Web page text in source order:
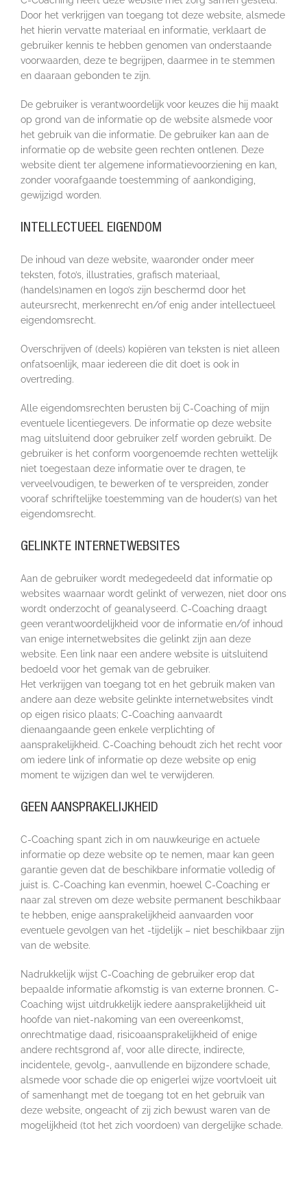
Door het verkrijgen van toegang tot deze website, alsmede
het hierin vervatte materiaal en informatie, verklaart de
gebruiker kennis te hebben genomen van onderstaande
voorwaarden, deze te begrijpen, daarmee in te stemmen
en daaraan gebonden te zijn.
De gebruiker is verantwoordelijk voor keuzes die hij maakt
op grond van de informatie op de website alsmede voor
het gebruik van die informatie. De gebruiker kan aan de
informatie op de website geen rechten ontlenen. Deze
website dient ter algemene informatievoorziening en kan,
zonder voorafgaande toestemming of aankondiging,
gewijzigd worden.
INTELLECTUEEL EIGENDOM
De inhoud van deze website, waaronder onder meer
teksten, foto’s, illustraties, grafisch materiaal,
(handels)namen en logo’s zijn beschermd door het
auteursrecht, merkenrecht en/of enig ander intellectueel
eigendomsrecht.
Overschrijven of (deels) kopiëren van teksten is niet alleen
onfatsoenlijk, maar iedereen die dit doet is ook in
overtreding.
Alle eigendomsrechten berusten bij C-Coaching of mijn
eventuele licentiegevers. De informatie op deze website
mag uitsluitend door gebruiker zelf worden gebruikt. De
gebruiker is het conform voorgenoemde rechten wettelijk
niet toegestaan deze informatie over te dragen, te
verveelvoudigen, te bewerken of te verspreiden, zonder
vooraf schriftelijke toestemming van de houder(s) van het
eigendomsrecht.
GELINKTE INTERNETWEBSITES
Aan de gebruiker wordt medegedeeld dat informatie op
websites waarnaar wordt gelinkt of verwezen, niet door ons
wordt onderzocht of geanalyseerd. C-Coaching draagt
geen verantwoordelijkheid voor de informatie en/of inhoud
van enige internetwebsites die gelinkt zijn aan deze
website. Een link naar een andere website is uitsluitend
bedoeld voor het gemak van de gebruiker.
Het verkrijgen van toegang tot en het gebruik maken van
andere aan deze website gelinkte internetwebsites vindt
op eigen risico plaats; C-Coaching aanvaardt
dienaangaande geen enkele verplichting of
aansprakelijkheid. C-Coaching behoudt zich het recht voor
om iedere link of informatie op deze website op enig
moment te wijzigen dan wel te verwijderen.
GEEN AANSPRAKELIJKHEID
C-Coaching spant zich in om nauwkeurige en actuele
informatie op deze website op te nemen, maar kan geen
garantie geven dat de beschikbare informatie volledig of
juist is. C-Coaching kan evenmin, hoewel C-Coaching er
naar zal streven om deze website permanent beschikbaar
te hebben, enige aansprakelijkheid aanvaarden voor
eventuele gevolgen van het -tijdelijk – niet beschikbaar zijn
van de website.
Nadrukkelijk wijst C-Coaching de gebruiker erop dat
bepaalde informatie afkomstig is van externe bronnen. C-
Coaching wijst uitdrukkelijk iedere aansprakelijkheid uit
hoofde van niet-nakoming van een overeenkomst,
onrechtmatige daad, risicoaansprakelijkheid of enige
andere rechtsgrond af, voor alle directe, indirecte,
incidentele, gevolg-, aanvullende en bijzondere schade,
alsmede voor schade die op enigerlei wijze voortvloeit uit
of samenhangt met de toegang tot en het gebruik van
deze website, ongeacht of zij zich bewust waren van de
mogelijkheid (tot het zich voordoen) van dergelijke schade.